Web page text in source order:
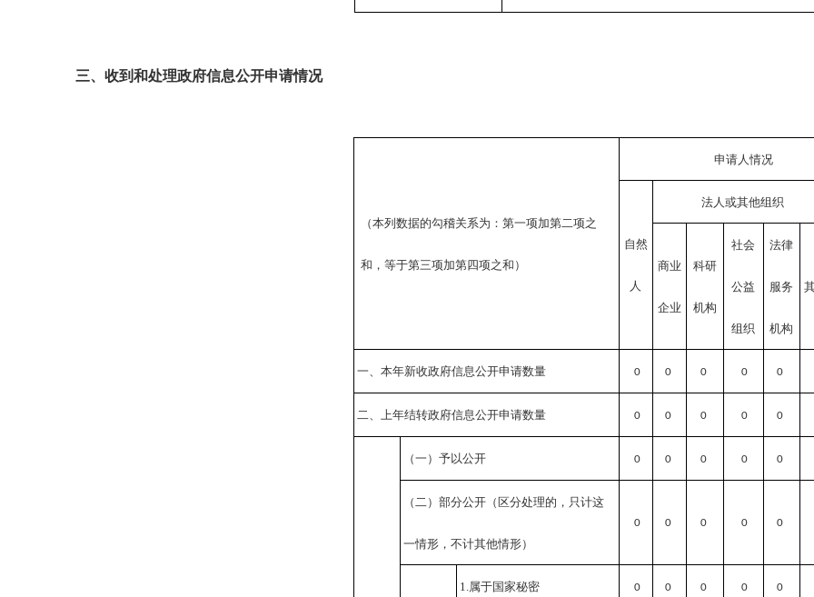
三、收到和处理政府信息公开申请情况
（本列数据的勾稽关系为：第一项加第二项之
和，等于第三项加第四项之和）
申请人情况
自然
人
法人或其他组织
商业
企业
科研
机构
社会
公益
组织
法律
服务
机构
一、本年新收政府信息公开申请数量 0 0 0 0 0
二、上年结转政府信息公开申请数量 0 0 0 0 0
（一）予以公开 0 0 0 0 0
（二）部分公开 （区分处理的，只计这
一情形，不计其他情形）
0 0 0 0 0
1.属于国家秘密 0 0 0 0 0